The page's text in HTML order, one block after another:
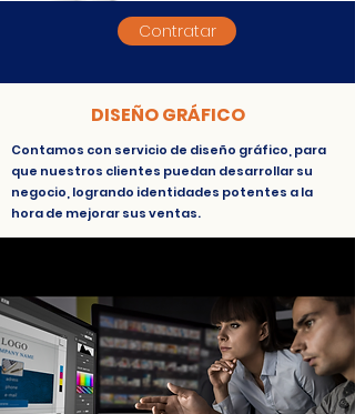
Contratar
DISEÑO GRÁFICO
Contamos con servicio de diseño gráfico, para
que nuestros clientes puedan desarrollar su
negocio, logrando identidades potentes a la
hora de mejorar sus ventas.